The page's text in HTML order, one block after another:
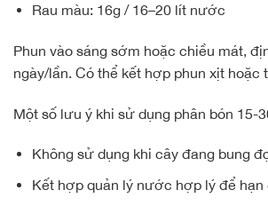
Rau màu: 16g / 16–20 lít nước
Phun vào sáng sớm hoặc chiều mát,
ngày/lần. Có thể kết hợp phun xịt hoặc
Một số lưu ý khi sử dụng phân bón 15-
Không sử dụng khi cây đang bung
Kết hợp quản lý nước hợp lý để hạn